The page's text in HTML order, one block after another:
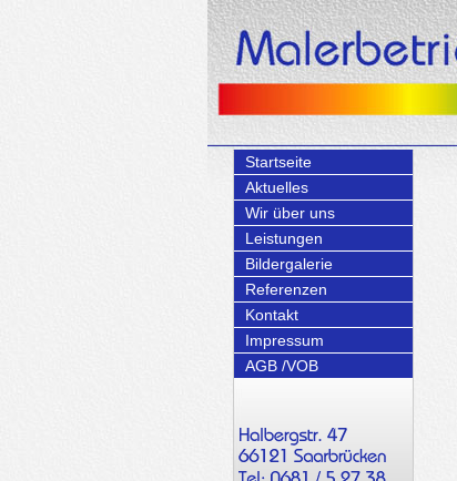
Startseite
Aktuelles
Wir über uns
Leistungen
Bildergalerie
Referenzen
Kontakt
Impressum
AGB /VOB